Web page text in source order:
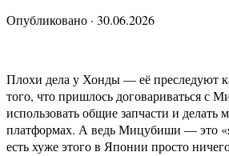
Опубликовано · 30.06.2026
Плохи дела у Хонды — её преследуют
того, что пришлось договариваться с
использовать общие запчасти и
платформах. А ведь Мицубиши — это
есть хуже этого в Японии просто